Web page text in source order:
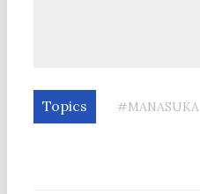
Topics #MANASUKA